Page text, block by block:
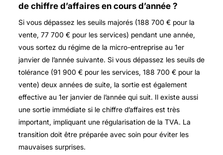
de chiffre d’affaires en cours d’année ?
Si vous dépassez les seuils majorés (188 700 € pour la
vente, 77 700 € pour les services) pendant une année,
vous sortez du régime de la micro-entreprise au 1er
janvier de l’année suivante. Si vous dépassez les seuils de
tolérance (91 900 € pour les services, 188 700 € pour la
vente) deux années de suite, la sortie est également
effective au 1er janvier de l’année qui suit. Il existe aussi
une sortie immédiate si le chiffre d’affaires est très
important, impliquant une régularisation de la TVA. La
transition doit être préparée avec soin pour éviter les
mauvaises surprises.